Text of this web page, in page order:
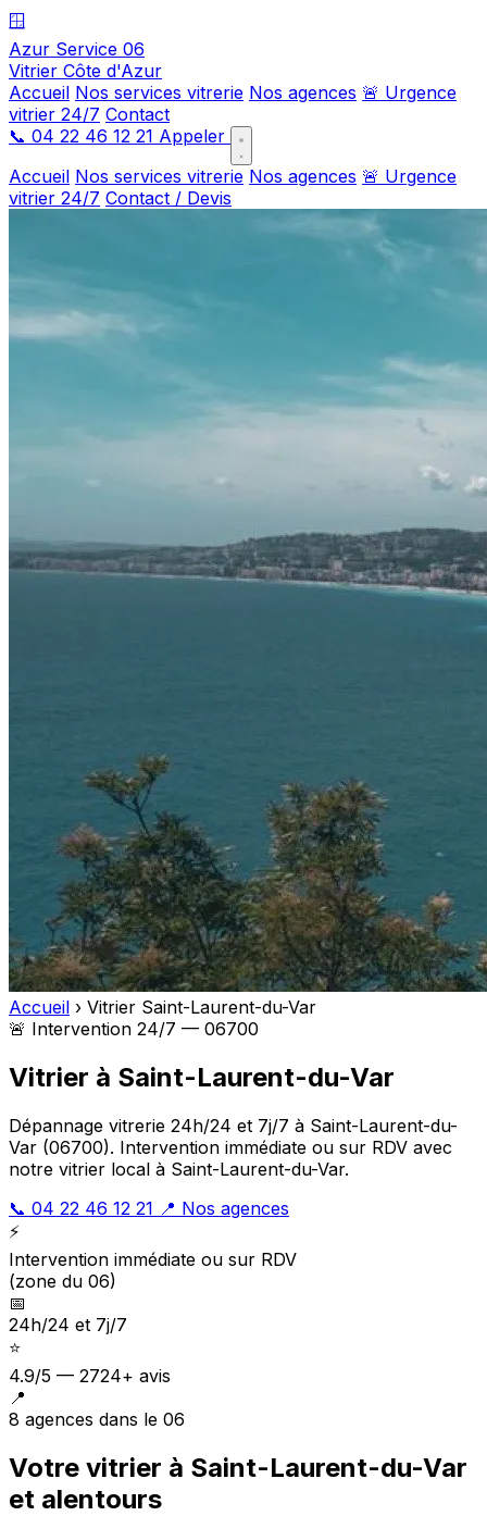
🪟
Azur Service 06
Vitrier Côte d'Azur
Accueil Nos services vitrerie Nos agences 🚨 Urgence
vitrier 24/7 Contact
📞 04 22 46 12 21 Appeler
Accueil Nos services vitrerie Nos agences 🚨 Urgence
vitrier 24/7 Contact / Devis
Accueil › Vitrier Saint-Laurent-du-Var
🚨 Intervention 24/7 — 06700
Vitrier à Saint-Laurent-du-Var
Dépannage vitrerie 24h/24 et 7j/7 à Saint-Laurent-du-
Var (06700). Intervention immédiate ou sur RDV avec
notre vitrier local à Saint-Laurent-du-Var.
📞 04 22 46 12 21 📍 Nos agences
⚡
Intervention immédiate ou sur RDV
(zone du 06)
📅
24h/24 et 7j/7
⭐
4.9/5 — 2724+ avis
📍
8 agences dans le 06
Votre vitrier à Saint-Laurent-du-Var
et alentours